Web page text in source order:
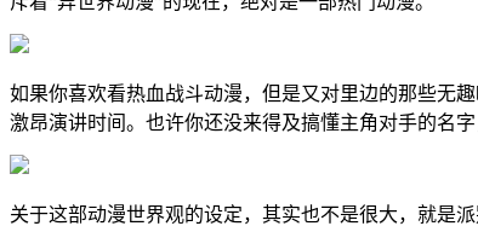
如果你喜欢看热血战斗动漫，但是又对里边的那些无
激昂演讲时间。也许你还没来得及搞懂主角对手的名
关于这部动漫世界观的设定，其实也不是很大，就是